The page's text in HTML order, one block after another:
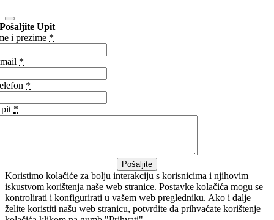
Pošaljite Upit
i prezime *
*
*
*
Pošaljite
Koristimo kolačiće za bolju interakciju s korisnicima i njihovim
iskustvom korištenja naše web stranice. Postavke kolačića mogu se
kontrolirati i konfigurirati u vašem web pregledniku. Ako i dalje
želite koristiti našu web stranicu, potvrdite da prihvaćate korištenje